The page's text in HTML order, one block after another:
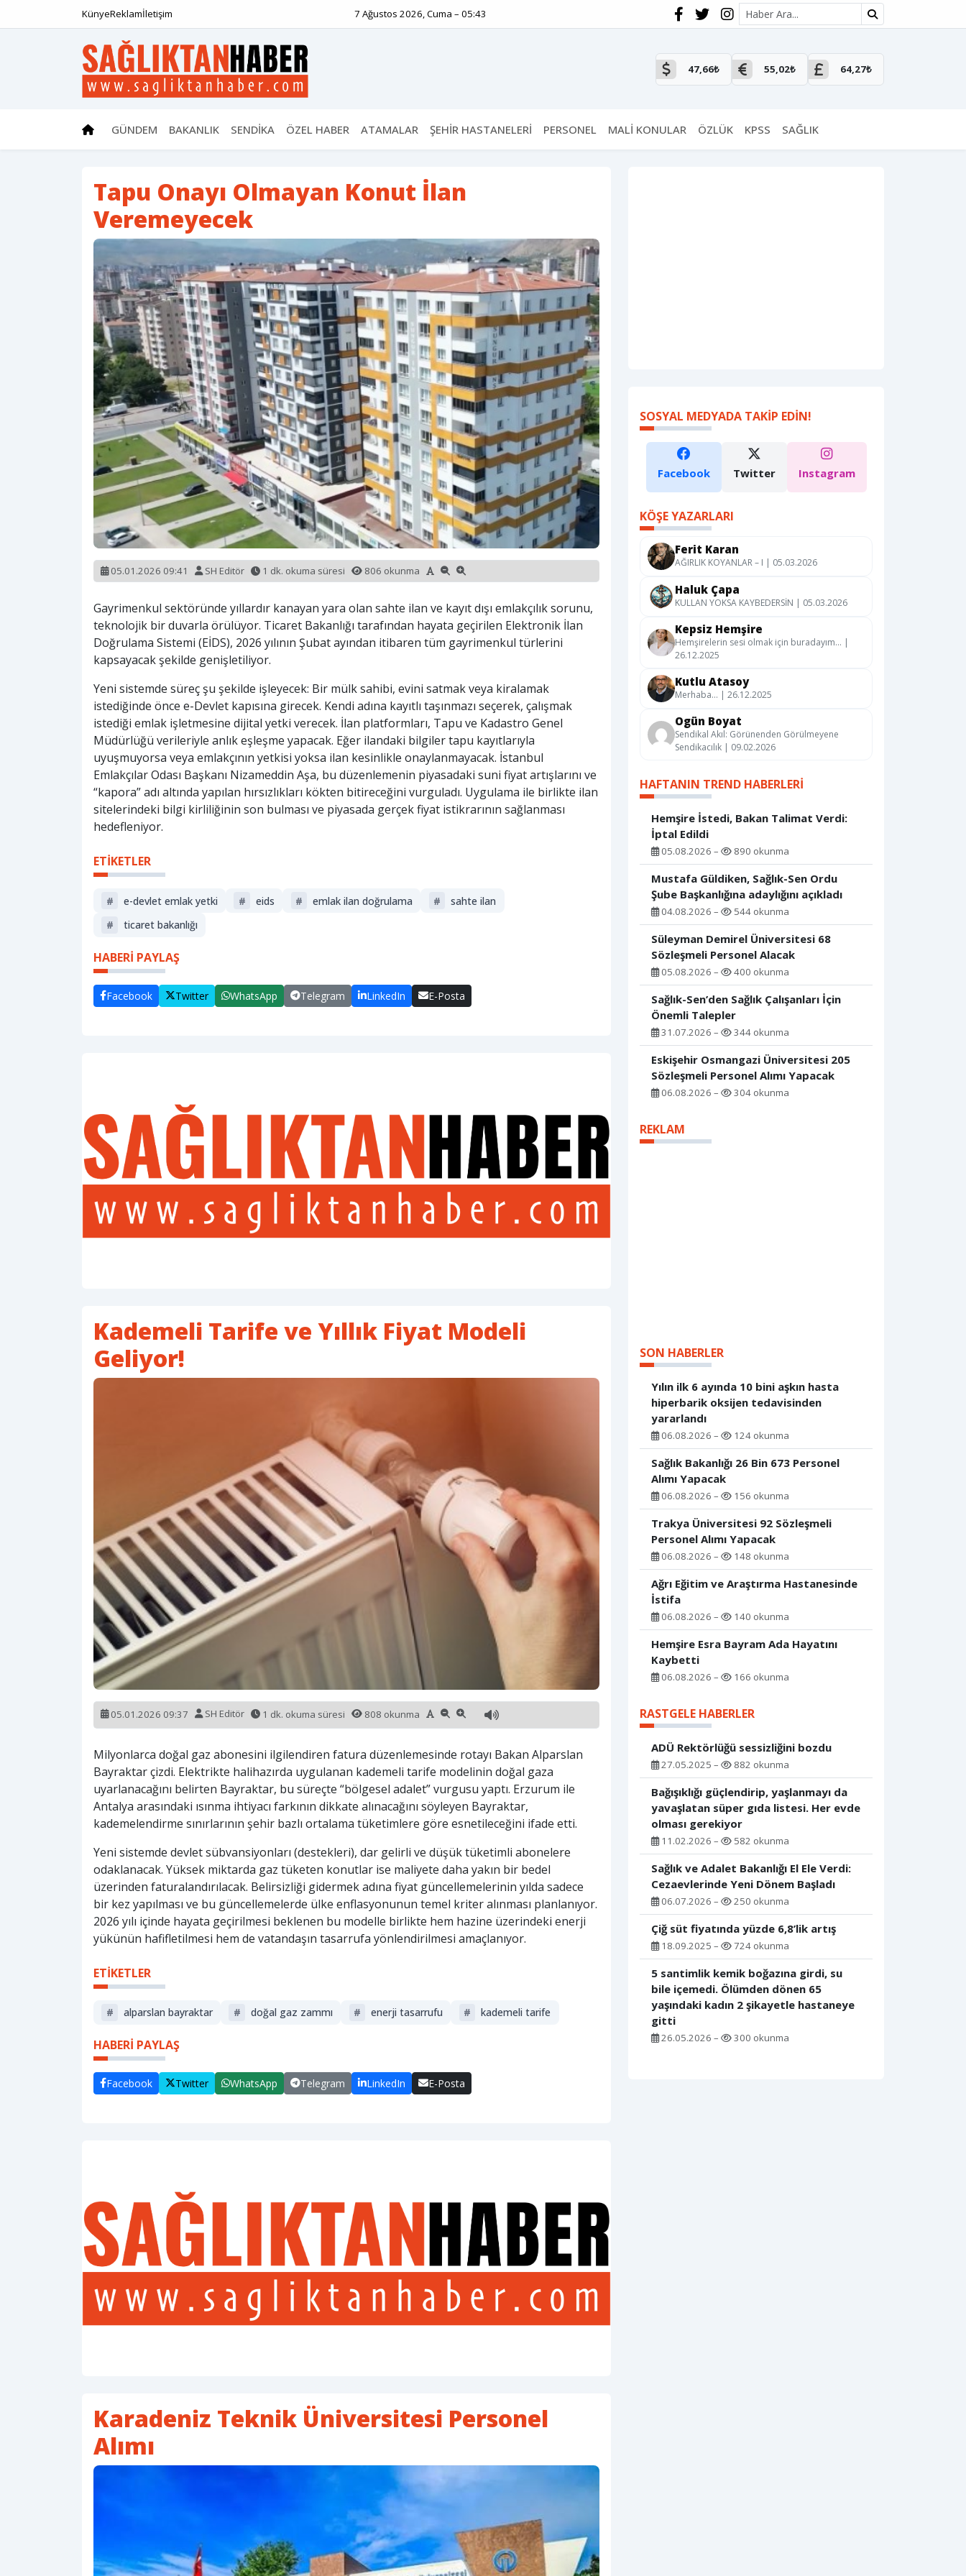
KünyeReklamİletişim 7 Ağustos 2026, Cuma – 05:43 Site içi arama
47,66₺ 55,02₺ 64,27₺
GÜNDEM BAKANLIK SENDİKA ÖZEL HABER ATAMALAR ŞEHİR HASTANELERİ PERSONEL MALİ KONULAR ÖZLÜK KPSS SAĞLIK
Tapu Onayı Olmayan Konut İlan
Veremeyecek
05.01.2026 09:41 SH Editör 1 dk. okuma süresi 806 okunma
Gayrimenkul sektöründe yıllardır kanayan yara olan sahte ilan ve kayıt dışı emlakçılık sorunu,
teknolojik bir duvarla örülüyor. Ticaret Bakanlığı tarafından hayata geçirilen Elektronik İlan
Doğrulama Sistemi (EİDS), 2026 yılının Şubat ayından itibaren tüm gayrimenkul türlerini
kapsayacak şekilde genişletiliyor.
Yeni sistemde süreç şu şekilde işleyecek: Bir mülk sahibi, evini satmak veya kiralamak
istediğinde önce e-Devlet kapısına girecek. Kendi adına kayıtlı taşınmazı seçerek, çalışmak
istediği emlak işletmesine dijital yetki verecek. İlan platformları, Tapu ve Kadastro Genel
Müdürlüğü verileriyle anlık eşleşme yapacak. Eğer ilandaki bilgiler tapu kayıtlarıyla
uyuşmuyorsa veya emlakçının yetkisi yoksa ilan kesinlikle onaylanmayacak. İstanbul
Emlakçılar Odası Başkanı Nizameddin Aşa, bu düzenlemenin piyasadaki suni fiyat artışlarını ve
“kapora” adı altında yapılan hırsızlıkları kökten bitireceğini vurguladı. Uygulama ile birlikte ilan
sitelerindeki bilgi kirliliğinin son bulması ve piyasada gerçek fiyat istikrarının sağlanması
hedefleniyor.
ETİKETLER
# e-devlet emlak yetki # eids # emlak ilan doğrulama #
sahte ilan
#
ticaret bakanlığı
HABERİ PAYLAŞ
Facebook Twitter WhatsApp Telegram LinkedIn E-Posta
Kademeli Tarife ve Yıllık Fiyat Modeli
Geliyor!
05.01.2026 09:37 SH Editör 1 dk. okuma süresi 808 okunma
Milyonlarca doğal gaz abonesini ilgilendiren fatura düzenlemesinde rotayı Bakan Alparslan
Bayraktar çizdi. Elektrikte halihazırda uygulanan kademeli tarife modelinin doğal gaza
uyarlanacağını belirten Bayraktar, bu süreçte “bölgesel adalet” vurgusu yaptı. Erzurum ile
Antalya arasındaki ısınma ihtiyacı farkının dikkate alınacağını söyleyen Bayraktar,
kademelendirme sınırlarının şehir bazlı ortalama tüketimlere göre esnetileceğini ifade etti.
Yeni sistemde devlet sübvansiyonları (destekleri), dar gelirli ve düşük tüketimli abonelere
odaklanacak. Yüksek miktarda gaz tüketen konutlar ise maliyete daha yakın bir bedel
üzerinden faturalandırılacak. Belirsizliği gidermek adına fiyat güncellemelerinin yılda sadece
bir kez yapılması ve bu güncellemelerde ülke enflasyonunun temel kriter alınması planlanıyor.
2026 yılı içinde hayata geçirilmesi beklenen bu modelle birlikte hem hazine üzerindeki enerji
yükünün hafifletilmesi hem de vatandaşın tasarrufa yönlendirilmesi amaçlanıyor.
ETİKETLER
# alparslan bayraktar # doğal gaz zammı # enerji tasarrufu # kademeli tarife
HABERİ PAYLAŞ
Facebook Twitter WhatsApp Telegram LinkedIn E-Posta
Karadeniz Teknik Üniversitesi Personel
Alımı
SOSYAL MEDYADA TAKIP EDIN!
Facebook Twitter Instagram
KÖŞE YAZARLARI
Ferit Karan
AĞIRLIK KOYANLAR – I | 05.03.2026
Haluk Çapa
KULLAN YOKSA KAYBEDERSİN | 05.03.2026
Kepsiz Hemşire
Hemşirelerin sesi olmak için buradayım… |
26.12.2025
Kutlu Atasoy
Merhaba… | 26.12.2025
Ogün Boyat
Sendikal Akıl: Görünenden Görülmeyene
Sendikacılık | 09.02.2026
HAFTANIN TREND HABERLERI
Hemşire İstedi, Bakan Talimat Verdi:
İptal Edildi
05.08.2026 – 890 okunma
Mustafa Güldiken, Sağlık-Sen Ordu
Şube Başkanlığına adaylığını açıkladı
04.08.2026 – 544 okunma
Süleyman Demirel Üniversitesi 68
Sözleşmeli Personel Alacak
05.08.2026 – 400 okunma
Sağlık-Sen’den Sağlık Çalışanları İçin
Önemli Talepler
31.07.2026 – 344 okunma
Eskişehir Osmangazi Üniversitesi 205
Sözleşmeli Personel Alımı Yapacak
06.08.2026 – 304 okunma
REKLAM
SON HABERLER
Yılın ilk 6 ayında 10 bini aşkın hasta
hiperbarik oksijen tedavisinden
yararlandı
06.08.2026 – 124 okunma
Sağlık Bakanlığı 26 Bin 673 Personel
Alımı Yapacak
06.08.2026 – 156 okunma
Trakya Üniversitesi 92 Sözleşmeli
Personel Alımı Yapacak
06.08.2026 – 148 okunma
Ağrı Eğitim ve Araştırma Hastanesinde
İstifa
06.08.2026 – 140 okunma
Hemşire Esra Bayram Ada Hayatını
Kaybetti
06.08.2026 – 166 okunma
RASTGELE HABERLER
ADÜ Rektörlüğü sessizliğini bozdu
27.05.2025 – 882 okunma
Bağışıklığı güçlendirip, yaşlanmayı da
yavaşlatan süper gıda listesi. Her evde
olması gerekiyor
11.02.2026 – 582 okunma
Sağlık ve Adalet Bakanlığı El Ele Verdi:
Cezaevlerinde Yeni Dönem Başladı
06.07.2026 – 250 okunma
Çiğ süt fiyatında yüzde 6,8’lik artış
18.09.2025 – 724 okunma
5 santimlik kemik boğazına girdi, su
bile içemedi. Ölümden dönen 65
yaşındaki kadın 2 şikayetle hastaneye
gitti
26.05.2026 – 300 okunma